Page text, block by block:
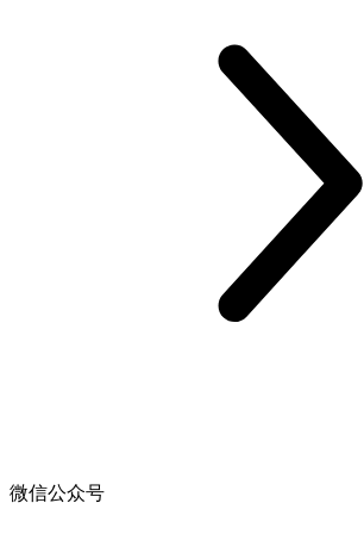
微信公众号